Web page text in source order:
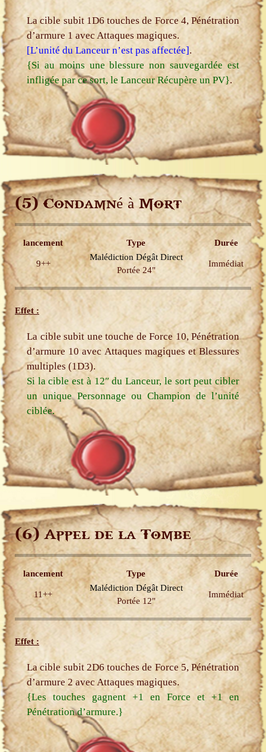
La cible subit 1D6 touches de Force 4, Pénétration
d’armure 1 avec Attaques magiques.
[L’unité du Lanceur n’est pas affectée].
{Si au moins une blessure non sauvegardée est
infligée par ce sort, le Lanceur Récupère un PV}.
(5)Condamné à Mort
lancement Type Durée
9++
Malédiction Dégât Direct
Portée 24"
Immédiat
Effet :
La cible subit une touche de Force 10, Pénétration
d’armure 10 avec Attaques magiques et Blessures
multiples (1D3).
Si la cible est à 12″ du Lanceur, le sort peut cibler
un unique Personnage ou Champion de l’unité
ciblée.
(6)Appel de la Tombe
lancement Type Durée
11++
Malédiction Dégât Direct
Portée 12"
Immédiat
Effet :
La cible subit 2D6 touches de Force 5, Pénétration
d’armure 2 avec Attaques magiques.
{Les touches gagnent +1 en Force et +1 en
Pénétration d’armure.}